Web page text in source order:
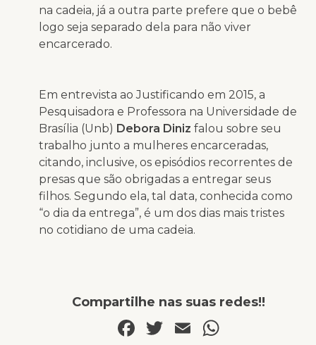
na cadeia, já a outra parte prefere que o bebê
logo seja separado dela para não viver
encarcerado.
Em entrevista aoJustificando em 2015, a
Pesquisadora e Professora na Universidade de
Brasília (Unb) Debora Diniz falou sobre seu
trabalho junto a mulheres encarceradas,
citando, inclusive, os episódios recorrentes de
presas que são obrigadas a entregar seus
filhos. Segundo ela, tal data, conhecida como
“o dia da entrega”, é um dos dias mais tristes
no cotidiano de uma cadeia.
Compartilhe nas suas redes!!
Facebook
Twitter
Email